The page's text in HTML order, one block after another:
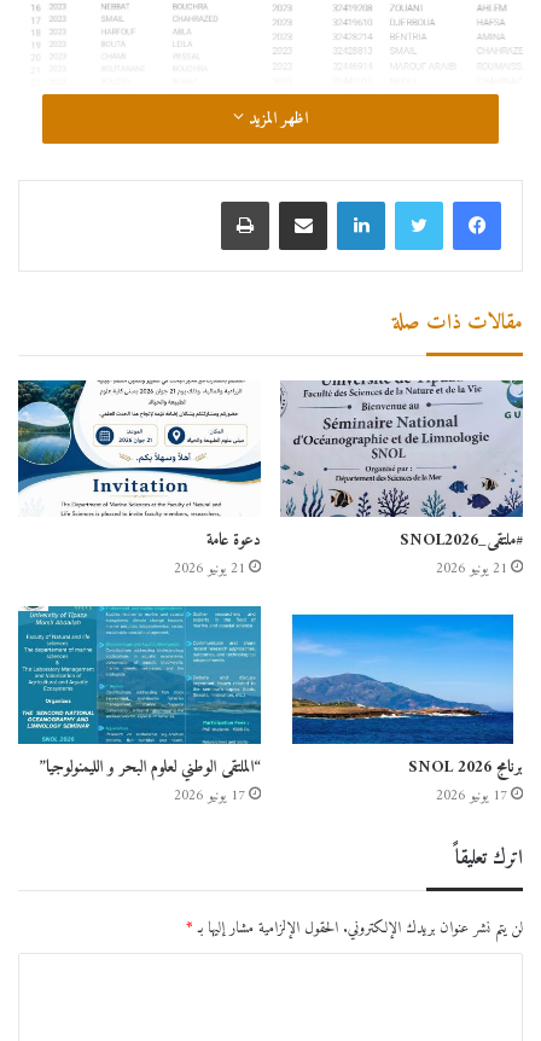
اظهر المزيد
لينكدإن مشاركة عبر البريد طباعة
مقالات ذات صلة
#ملتقى_SNOL2026
21 يونيو 2026
دعوة عامة
21 يونيو 2026
برنامج SNOL 2026
17 يونيو 2026
“الملتقى الوطني لعلوم البحر و الليمنولوجيا”
17 يونيو 2026
اترك تعليقاً
لن يتم نشر عنوان بريدك الإلكتروني. الحقول الإلزامية مشار إليها بـ*